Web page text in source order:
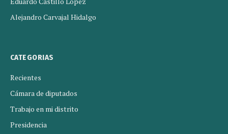
Alejandro Carvajal Hidalgo
CATEGORIAS
Recientes
Cámara de diputados
Trabajo en mi distrito
Presidencia